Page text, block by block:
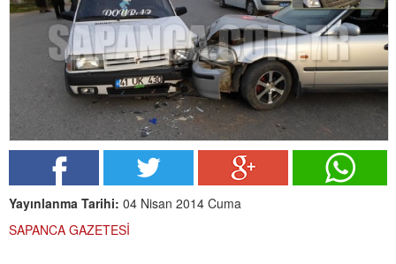
Yayınlanma Tarihi: 04 Nisan 2014 Cuma
SAPANCA GAZETESİ